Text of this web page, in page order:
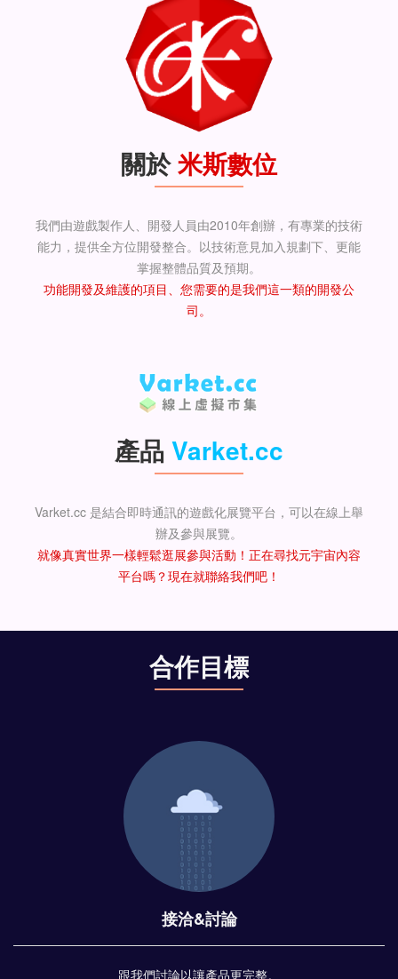
關於米斯數位
我們由遊戲製作人、開發人員由2010年創辦，有專業的技術
能力，提供全方位開發整合。以技術意見加入規劃下、更能
掌握整體品質及預期。
功能開發及維護的項目、您需要的是我們這一類的開發公
司。
產品 Varket.cc
Varket.cc 是結合即時通訊的遊戲化展覽平台，可以在線上舉
辦及參與展覽。
就像真實世界一樣輕鬆逛展參與活動！正在尋找元宇宙內容
平台嗎？現在就聯絡我們吧！
合作目標
接洽&討論
跟我們討論以讓產品更完整。